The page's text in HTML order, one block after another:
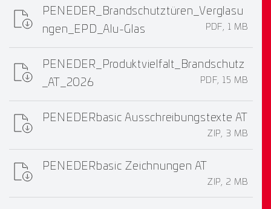
PENEDER_Brandschutztüren_Verglasu
ngen_EPD_Alu-Glas
PDF, 1 MB
PENEDER_Produktvielfalt_Brandschutz
_AT_2026
PDF, 15 MB
PENEDERbasic Ausschreibungstexte AT
ZIP, 3 MB
PENEDERbasic Zeichnungen AT
ZIP, 2 MB